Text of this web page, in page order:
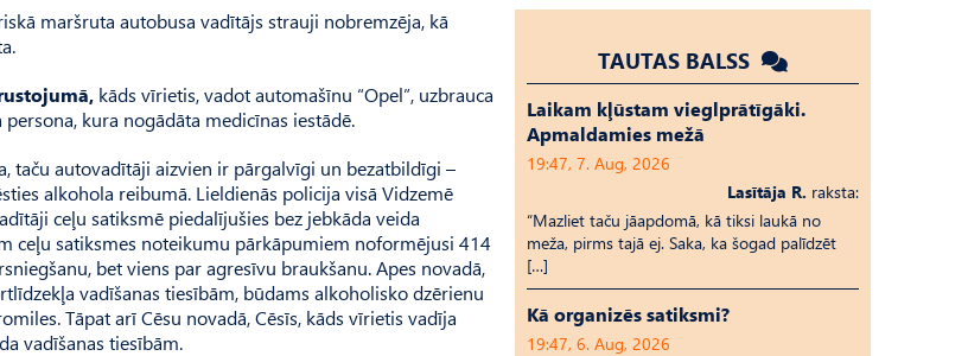
maršruta autobusa vadītājs strauji nobremzēja, kā
kāds vīrietis, vadot automašīnu “Opel”, uzbrauca
kura nogādāta medicīnas iestādē.
taču autovadītāji aizvien ir pārgalvīgi un bezatbildīgi –
alkohola reibumā. Lieldienās policija visā Vidzemē
ceļu satiksmē piedalījušies bez jebkāda veida
ceļu satiksmes noteikumu pārkāpumiem noformējusi 414
bet viens par agresīvu braukšanu. Apes novadā,
vadīšanas tiesībām, būdams alkoholisko dzērienu
Tāpat arī Cēsu novadā, Cēsīs, kāds vīrietis vadīja
vadīšanas tiesībām.
TAUTAS BALSS
Laikam kļūstam vieglprātīgāki.
Apmaldamies mežā
19:47, 7. Aug, 2026
Lasītāja R. raksta:
“Mazliet taču jāapdomā, kā tiksi laukā no
meža, pirms tajā ej. Saka, ka šogad palīdzēt
[…]
Kā organizēs satiksmi?
19:47, 6. Aug, 2026